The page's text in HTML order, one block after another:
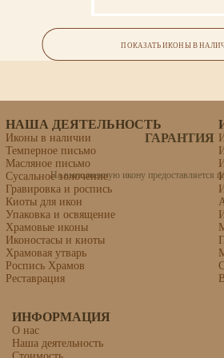
ГАРАНТИЯ
На выполненную икону предоставляется
Икона «Стефан
преподобный»
Материалы: липовая доска,
Владимирская Божия
ПОКАЗАТЬ ИКОНЫ В
НАША ДЕЯТЕЛЬНОСТЬ
Иконы в наличии
Темперное письмо
Масляное письмо
Сусальное золочение
Гравировка и роспись
Киоты для икон
Упаковка и освящение
Храмовые иконы
Иконостасы и киоты
Храмовая утварь
Роспись Храмов
Реставрация
ИНФОРМАЦИЯ
О нас
Наша деятельность